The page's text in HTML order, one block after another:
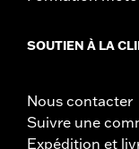
Dans la boîte:
GARANTIE:1 year
SOUTIEN À LA
Nous contacter
Suivre une
Expédition et